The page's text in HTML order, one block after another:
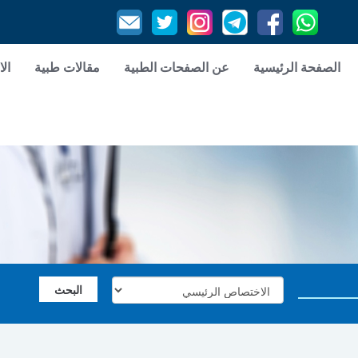
الصفحة الرئيسية عن الصفحات الطبية مقالات طبية